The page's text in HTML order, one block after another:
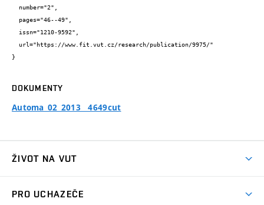
}
DOKUMENTY
Automa_02_2013__4649cut
ŽIVOT NA VUT
PRO UCHAZEČE